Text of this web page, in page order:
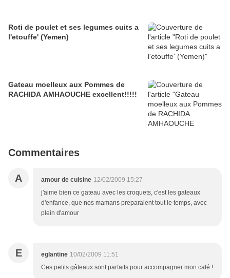
Roti de poulet et ses legumes cuits a
l'etouffe' (Yemen)
Gateau moelleux aux Pommes de
RACHIDA AMHAOUCHE excellent!!!!!
Commentaires
A amour de cuisine 12/02/2009 15:27
j'aime bien ce gateau avec les croquets, c'est les gateaux
d'enfance, que nos mamans preparaient tout le temps, avec
plein d'amour
E eglantine 10/02/2009 11:51
Ces petits gâteaux sont parfaits pour accompagner mon café !